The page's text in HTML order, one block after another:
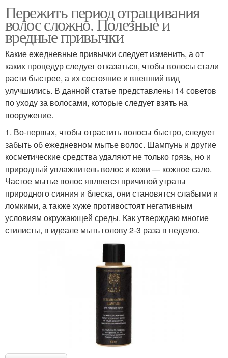
Пережить период отращивания
волос сложно. Полезные и
вредные привычки
Какие ежедневные привычки следует изменить, а от
каких процедур следует отказаться, чтобы волосы стали
расти быстрее, а их состояние и внешний вид
улучшились. В данной статье представлены 14 советов
по уходу за волосами, которые следует взять на
вооружение.
1. Во-первых, чтобы отрастить волосы быстро, следует
забыть об ежедневном мытье волос. Шампунь и другие
косметические средства удаляют не только грязь, но и
природный увлажнитель волос и кожи — кожное сало.
Частое мытье волос является причиной утраты
природного сияния и блеска, они становятся слабыми и
ломкими, а также хуже противостоят негативным
условиям окружающей среды. Как утверждаю многие
стилисты, в идеале мыть голову 2-3 раза в неделю.